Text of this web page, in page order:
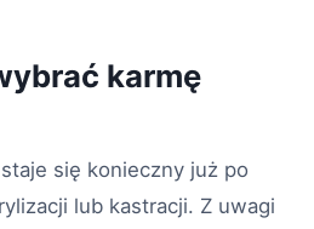
karmę
staje się konieczny już po
lub kastracji. Z uwagi